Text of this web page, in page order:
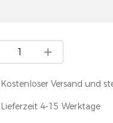
Kostenloser Versand und
Lieferzeit 4-15 Werktage